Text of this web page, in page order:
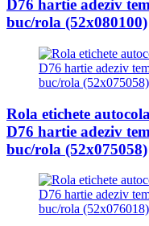
D76 hartie adeziv
buc/rola (52x080100)
Rola etichete
D76 hartie adeziv
buc/rola (52x075058)